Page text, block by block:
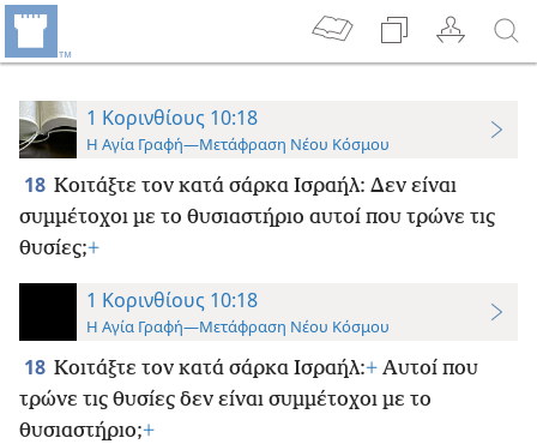
1 Κορινθίους 10:18
Η Αγία Γραφή—Μετάφραση Νέου Κόσμου
18 Κοιτάξτε τον κατά σάρκα Ισραήλ: Δεν είναι
συμμέτοχοι με το θυσιαστήριο αυτοί που τρώνε τις
θυσίες;+
1 Κορινθίους 10:18
Η Αγία Γραφή—Μετάφραση Νέου Κόσμου
18 Κοιτάξτε τον κατά σάρκα Ισραήλ:+ Αυτοί που
τρώνε τις θυσίες δεν είναι συμμέτοχοι με το
θυσιαστήριο;+